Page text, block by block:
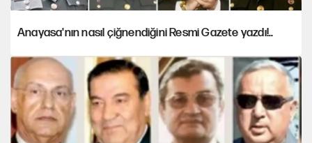
Anayasa'nın nasıl çiğnendiğini Resmi Gazete yazdı!..